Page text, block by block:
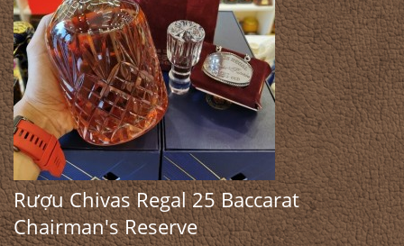
Rượu Chivas Regal 25 Baccarat
Chairman's Reserve